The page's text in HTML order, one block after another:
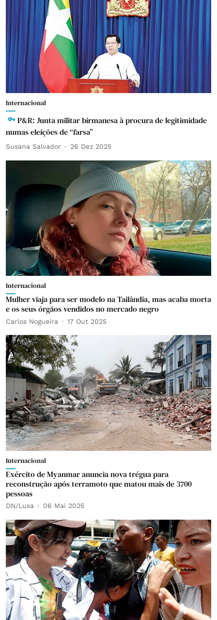
Internacional
P&R: Junta militar birmanesa à procura de legitimidade
numas eleições de “farsa”
Susana Salvador 26 Dez 2025
Internacional
Mulher viaja para ser modelo na Tailândia, mas acaba morta
e os seus órgãos vendidos no mercado negro
Carlos Nogueira 17 Out 2025
Internacional
Exército de Myanmar anuncia nova trégua para
reconstrução após terramoto que matou mais de 3700
pessoas
DN/Lusa 06 Mai 2025